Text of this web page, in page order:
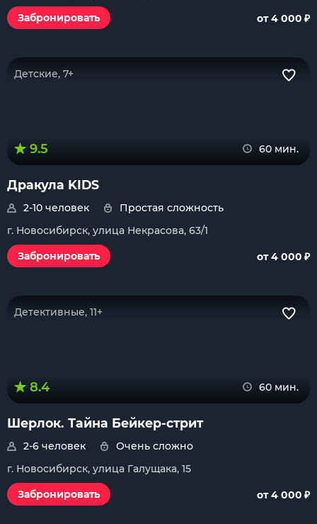
Забронировать
от 4 000 ₽
Детские, 7+
9.5 60 мин.
Дракула KIDS
2-10 человек
Простая сложность
г. Новосибирск, улица Некрасова, 63/1
Забронировать
от 4 000 ₽
Детективные, 11+
8.4 60 мин.
Шерлок. Тайна Бейкер-стрит
2-6 человек
Очень сложно
г. Новосибирск, улица Галущака, 15
Забронировать
от 4 000 ₽